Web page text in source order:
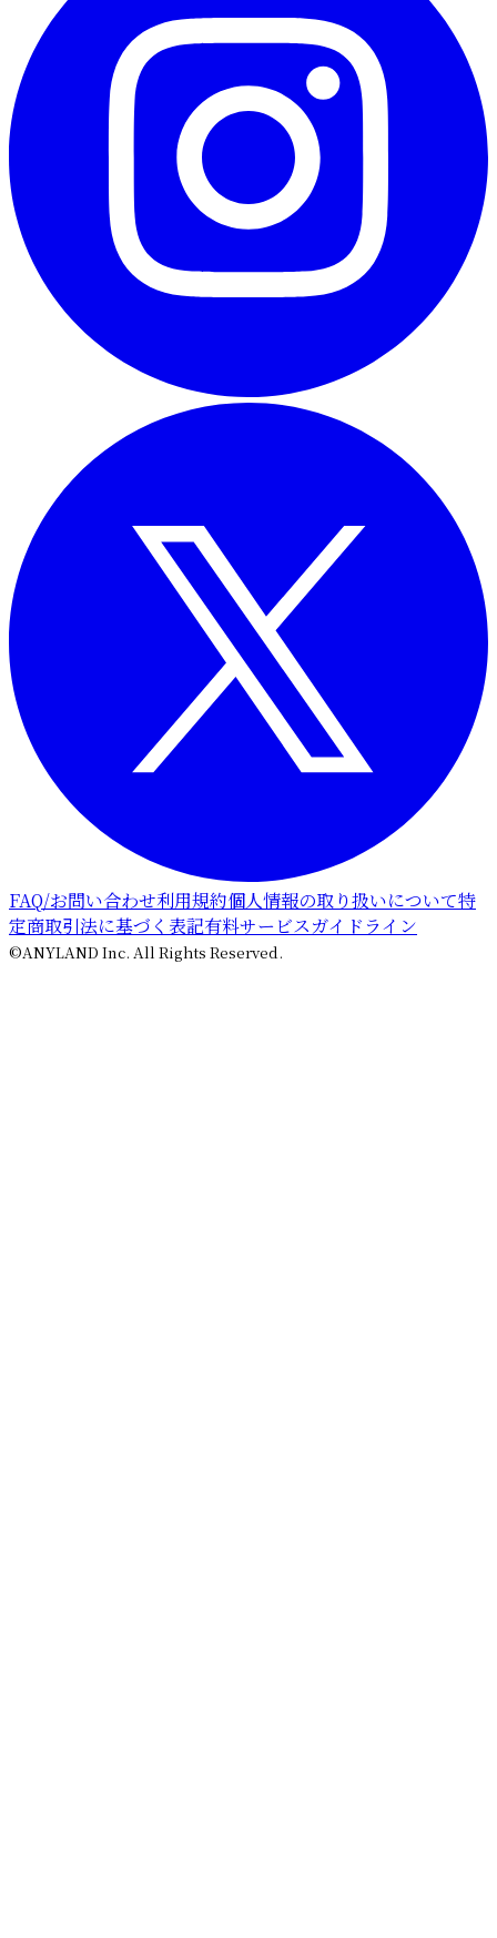
FAQ/お問い合わせ利用規約個人情報の取り扱いについて特
定商取引法に基づく表記有料サービスガイドライン
©ANYLAND Inc. All Rights Reserved.